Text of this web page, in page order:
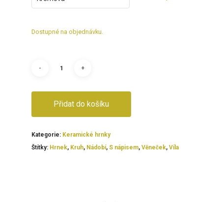
Dostupné na objednávku.
Přidat do košíku
Kategorie: Keramické hrnky
Štítky: Hrnek, Kruh, Nádobí, S nápisem, Věneček, Víla